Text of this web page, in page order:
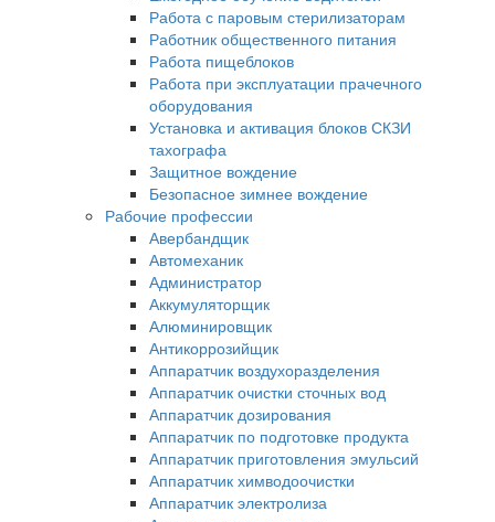
Работа с паровым стерилизаторам
Работник общественного питания
Работа пищеблоков
Работа при эксплуатации прачечного
оборудования
Установка и активация блоков СКЗИ
тахографа
Защитное вождение
Безопасное зимнее вождение
Рабочие профессии
Авербандщик
Автомеханик
Администратор
Аккумуляторщик
Алюминировщик
Антикоррозийщик
Аппаратчик воздухоразделения
Аппаратчик очистки сточных вод
Аппаратчик дозирования
Аппаратчик по подготовке продукта
Аппаратчик приготовления эмульсий
Аппаратчик химводоочистки
Аппаратчик электролиза